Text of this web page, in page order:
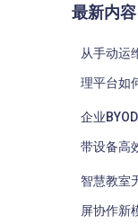
最新内容
从手动运
理平台如
企业
带设备高
智慧教室
屏协作新